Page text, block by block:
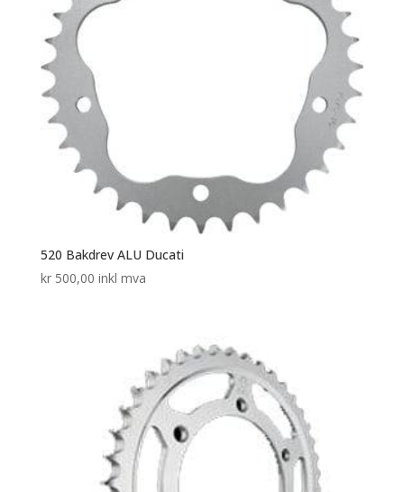
520 Bakdrev ALU Ducati
kr500,00 inkl mva